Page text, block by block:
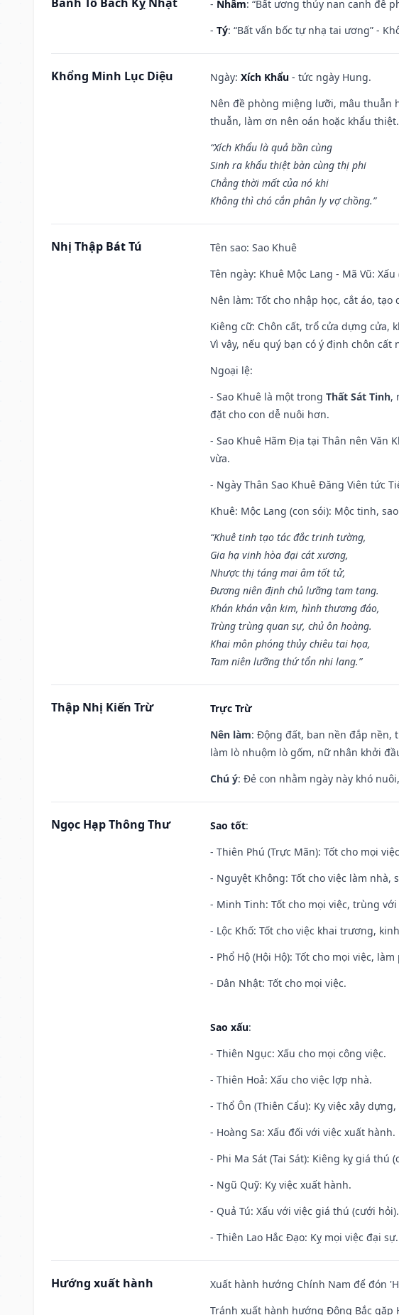
- Nhâm: “Bất ương thủy nan canh đê
- Tý: “Bất vấn bốc tự nhạ tai ương” -
Khổng Minh Lục Diệu Ngày: Xích Khẩu - tức ngày Hung.
Nên đề phòng miệng lưỡi, mâu thuẫn
thuẫn, làm ơn nên oán hoặc khẩu thiệt.
“Xích Khẩu là quả bần cùng
Sinh ra khẩu thiệt bàn cùng thị phi
Chẳng thời mất của nó khi
Không thì chó cắn phân ly vợ chồng.”
Nhị Thập Bát Tú Tên sao: Sao Khuê
Tên ngày: Khuê Mộc Lang - Mã Vũ:
Nên làm: Tốt cho nhập học, cắt áo,
Kiêng cữ: Chôn cất, trổ cửa dựng cửa,
Vì vậy, nếu quý bạn có ý định chôn
Ngoại lệ:
- Sao Khuê là một trong Thất Sát Tinh,
đặt cho con dễ nuôi hơn.
- Sao Khuê Hãm Địa tại Thân nên Văn
vừa.
- Ngày Thân Sao Khuê Đăng Viên tức
Khuê: Mộc Lang (con sói): Mộc tinh,
“Khuê tinh tạo tác đắc trinh tường,
Gia hạ vinh hòa đại cát xương,
Nhược thị táng mai âm tốt tử,
Đương niên định chủ lưỡng tam tang.
Khán khán vận kim, hình thương đáo,
Trùng trùng quan sự, chủ ôn hoàng.
Khai môn phóng thủy chiêu tai họa,
Tam niên lưỡng thứ tổn nhi lang.”
Thập Nhị Kiến Trừ
Trực Trừ
Nên làm: Động đất, ban nền đắp nền,
làm lò nhuộm lò gốm, nữ nhân khởi
Chú ý: Đẻ con nhằm ngày này khó
Ngọc Hạp Thông Thư Sao tốt:
- Thiên Phú (Trực Mãn): Tốt cho mọi
- Nguyệt Không: Tốt cho việc làm
- Minh Tinh: Tốt cho mọi việc, trùng
- Lộc Khố: Tốt cho việc khai trương,
- Phổ Hộ (Hội Hộ): Tốt cho mọi việc,
- Dân Nhật: Tốt cho mọi việc.
Sao xấu:
- Thiên Ngục: Xấu cho mọi công việc.
- Thiên Hoả: Xấu cho việc lợp nhà.
- Thổ Ôn (Thiên Cẩu): Kỵ việc xây
- Hoàng Sa: Xấu đối với việc xuất hành.
- Phi Ma Sát (Tai Sát): Kiêng kỵ giá thú
- Ngũ Quỹ: Kỵ việc xuất hành.
- Quả Tú: Xấu với việc giá thú (cưới hỏi).
- Thiên Lao Hắc Đạo: Kỵ mọi việc đại sự.
Hướng xuất hành
Xuất hành hướng Chính Nam để đón
Tránh xuất hành hướng Đông Bắc gặp